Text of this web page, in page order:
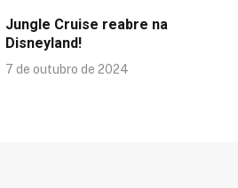
Jungle Cruise reabre na
Disneyland!
7 de outubro de 2024